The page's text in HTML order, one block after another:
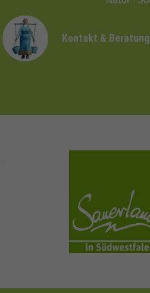
Kontakt & Beratung
sauerland.com